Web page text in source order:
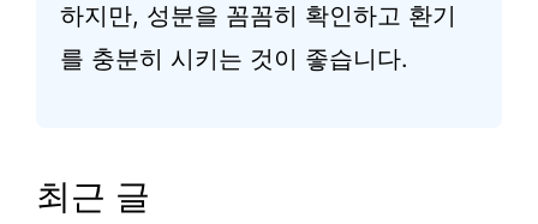
하지만, 성분을 꼼꼼히 확인하고 환기
를 충분히 시키는 것이 좋습니다.
최근 글